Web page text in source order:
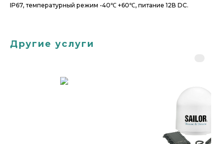
IP67, температурный режим -40℃ +60℃, питание 12В DC.
Другие услуги